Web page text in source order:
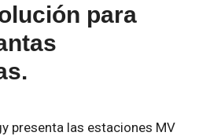
para
presenta las estaciones MV